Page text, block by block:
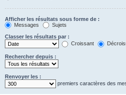
Afficher les résultats sous forme de :
Messages
Sujets
Classer les résultats par :
Croissant
Rechercher depuis :
Renvoyer les :
premiers caractères des